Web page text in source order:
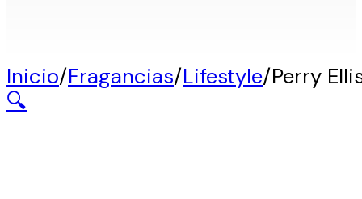
Inicio/Fragancias/Lifestyle/Perry
🔍